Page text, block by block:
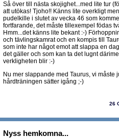
Så över till nästa skojighet...med lite tur
att utökas! Tjoho!! Känns lite overkligt
pudelkille i slutet av vecka 46 som
fortfarande, det måste tillexempel födas
Hmm...det känns lite bekant :-)
och tävlingskamrat och en kompis till
som inte har något emot att slappa en
det gäller och som kan ta det lugnt
verkligheten blir :-)
Nu mer slappande med Taurus, vi måste
hårdträningen sätter igång ;-)
26
Nyss hemkomna...